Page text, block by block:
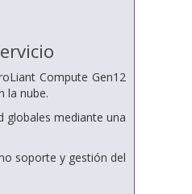
Compute Gen12
la nube.
globales mediante una
soporte y gestión del